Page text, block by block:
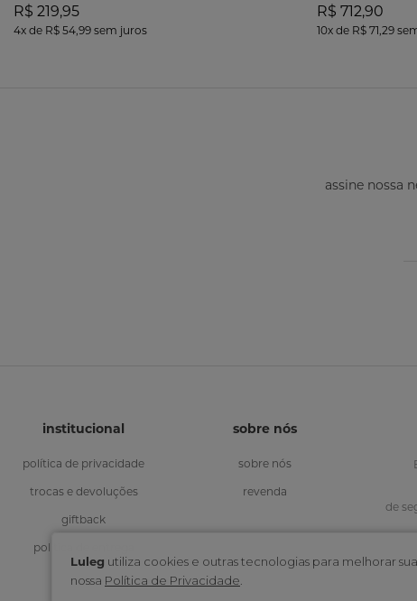
Luleg utiliza cookies e outras tecnologias para melhorar
nossa Política de Privacidade
R$ 219,95
4xde R$ 54,99sem juros
R$ 712,90
10xde R$ 71,29
assine nossa
institucional
política de privacidade
trocas e devoluções
giftback
política de entrega
sobre nós
sobre nós
revenda
de